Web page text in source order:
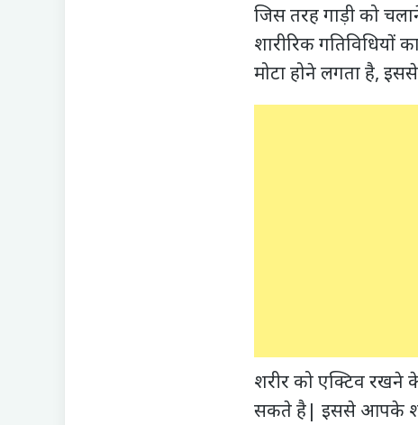
जिस तरह गाड़ी को
शारीरिक गतिविधियों
मोटा होने लगता है,
शरीर को एक्टिव
सकते है| इससे आपके